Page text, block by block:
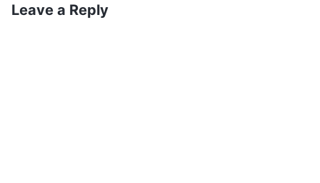
របស់គេគឺជាអ្វីមួយដែលមនុស្សគ្រប់គ្នា
Leave a Reply